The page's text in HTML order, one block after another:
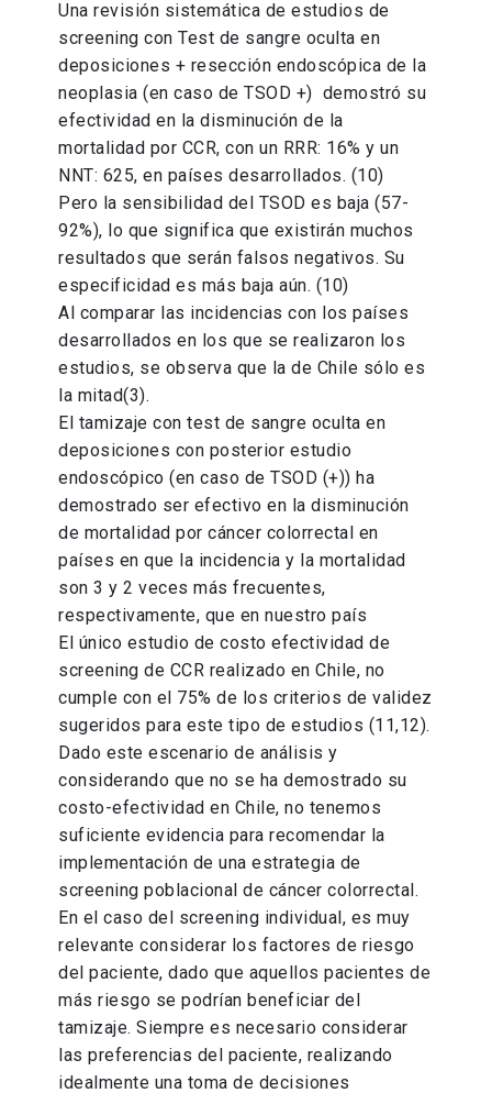
Una revisión sistemática de estudios de
screening con Test de sangre oculta en
deposiciones + resección endoscópica de la
neoplasia (en caso de TSOD +) demostró su
efectividad en la disminución de la
mortalidad por CCR, con un RRR: 16% y un
NNT: 625, en países desarrollados. (10)
Pero la sensibilidad del TSOD es baja (57-
92%), lo que significa que existirán muchos
resultados que serán falsos negativos. Su
especificidad es más baja aún. (10)
Al comparar las incidencias con los países
desarrollados en los que se realizaron los
estudios, se observa que la de Chile sólo es
la mitad(3).
El tamizaje con test de sangre oculta en
deposiciones con posterior estudio
endoscópico (en caso de TSOD (+)) ha
demostrado ser efectivo en la disminución
de mortalidad por cáncer colorrectal en
países en que la incidencia y la mortalidad
son 3 y 2 veces más frecuentes,
respectivamente, que en nuestro país
El único estudio de costo efectividad de
screening de CCR realizado en Chile, no
cumple con el 75% de los criterios de validez
sugeridos para este tipo de estudios (11,12).
Dado este escenario de análisis y
considerando que no se ha demostrado su
costo-efectividad en Chile, no tenemos
suficiente evidencia para recomendar la
implementación de una estrategia de
screening poblacional de cáncer colorrectal.
En el caso del screening individual, es muy
relevante considerar los factores de riesgo
del paciente, dado que aquellos pacientes de
más riesgo se podrían beneficiar del
tamizaje. Siempre es necesario considerar
las preferencias del paciente, realizando
idealmente una toma de decisiones